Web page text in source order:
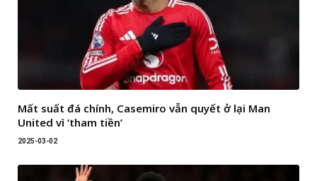
Mất suất đá chính, Casemiro vẫn quyết ở lại Man
United vì ‘tham tiền’
2025-03-02